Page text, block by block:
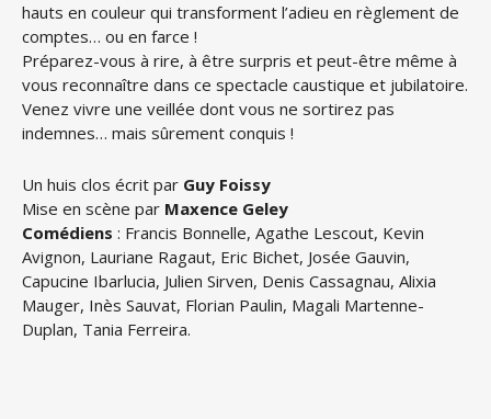
hauts en couleur qui transforment l’adieu en règlement de
comptes… ou en farce !
Préparez-vous à rire, à être surpris et peut-être même à
vous reconnaître dans ce spectacle caustique et jubilatoire.
Venez vivre une veillée dont vous ne sortirez pas
indemnes… mais sûrement conquis !
Un huis clos écrit par Guy Foissy
Mise en scène par Maxence Geley
Comédiens : Francis Bonnelle, Agathe Lescout, Kevin
Avignon, Lauriane Ragaut, Eric Bichet, Josée Gauvin,
Capucine Ibarlucia, Julien Sirven, Denis Cassagnau, Alixia
Mauger, Inès Sauvat, Florian Paulin, Magali Martenne-
Duplan, Tania Ferreira.